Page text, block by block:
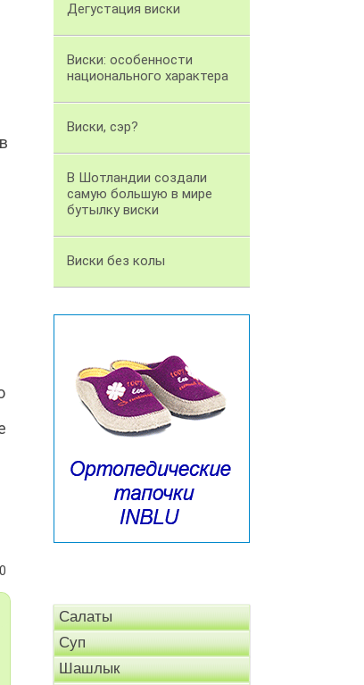
Дегустация виски
Виски: особенности
национального характера
Виски, сэр?
В Шотландии создали
самую большую в мире
бутылку виски
Виски без колы
Салаты
Суп
Шашлык